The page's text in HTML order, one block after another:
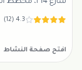
شارع 14 أ، مخطط الدخل المحدود، الجبيل 35513
4.3 (12)
افتح صفحة النشاط